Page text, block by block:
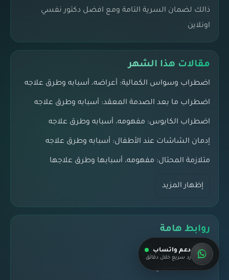
ذالك لضمان السرية التامة ومع افضل دكتور نفسي
اونلاين
مقالات هذا الشهر
اضطراب وسواس الكمالية: أعراضه، أسبابه وطرق علاجه
اضطراب ما بعد الصدمة المعقد: أسبابه وطرق علاجه
اضطراب الكابوس: مفهومه، أسبابه وطرق علاجه
إدمان الشاشات عند الأطفال: أسبابه وطرق علاجه
متلازمة المحتال: مفهومه، أسبابها وطرق علاجها
إظهار المزيد
روابط هامة
المدونةدعم واتساب
رد سريع خلال دقائق